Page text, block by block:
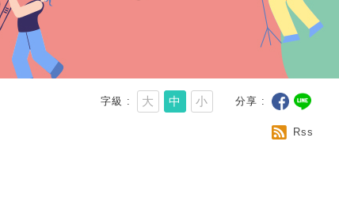
字級 大 中 小 分享
Rss